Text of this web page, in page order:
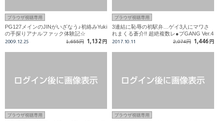
ブラウザ視聴専用
PG127メインのJINがいざなう♪初絡みYuki
の手探りアナルファック体験記☆
2009.12.25 1,655円 1,132 円
ブラウザ視聴専用
3連結に恥辱の初駅弁…ゲイ3人にマワさ
れまくる蒼介!! 超絶複数レ●プGANG Ver.4
P!!
2017.10.11 2,074円 1,446 円
ブラウザ視聴専用 ブラウザ視聴専用